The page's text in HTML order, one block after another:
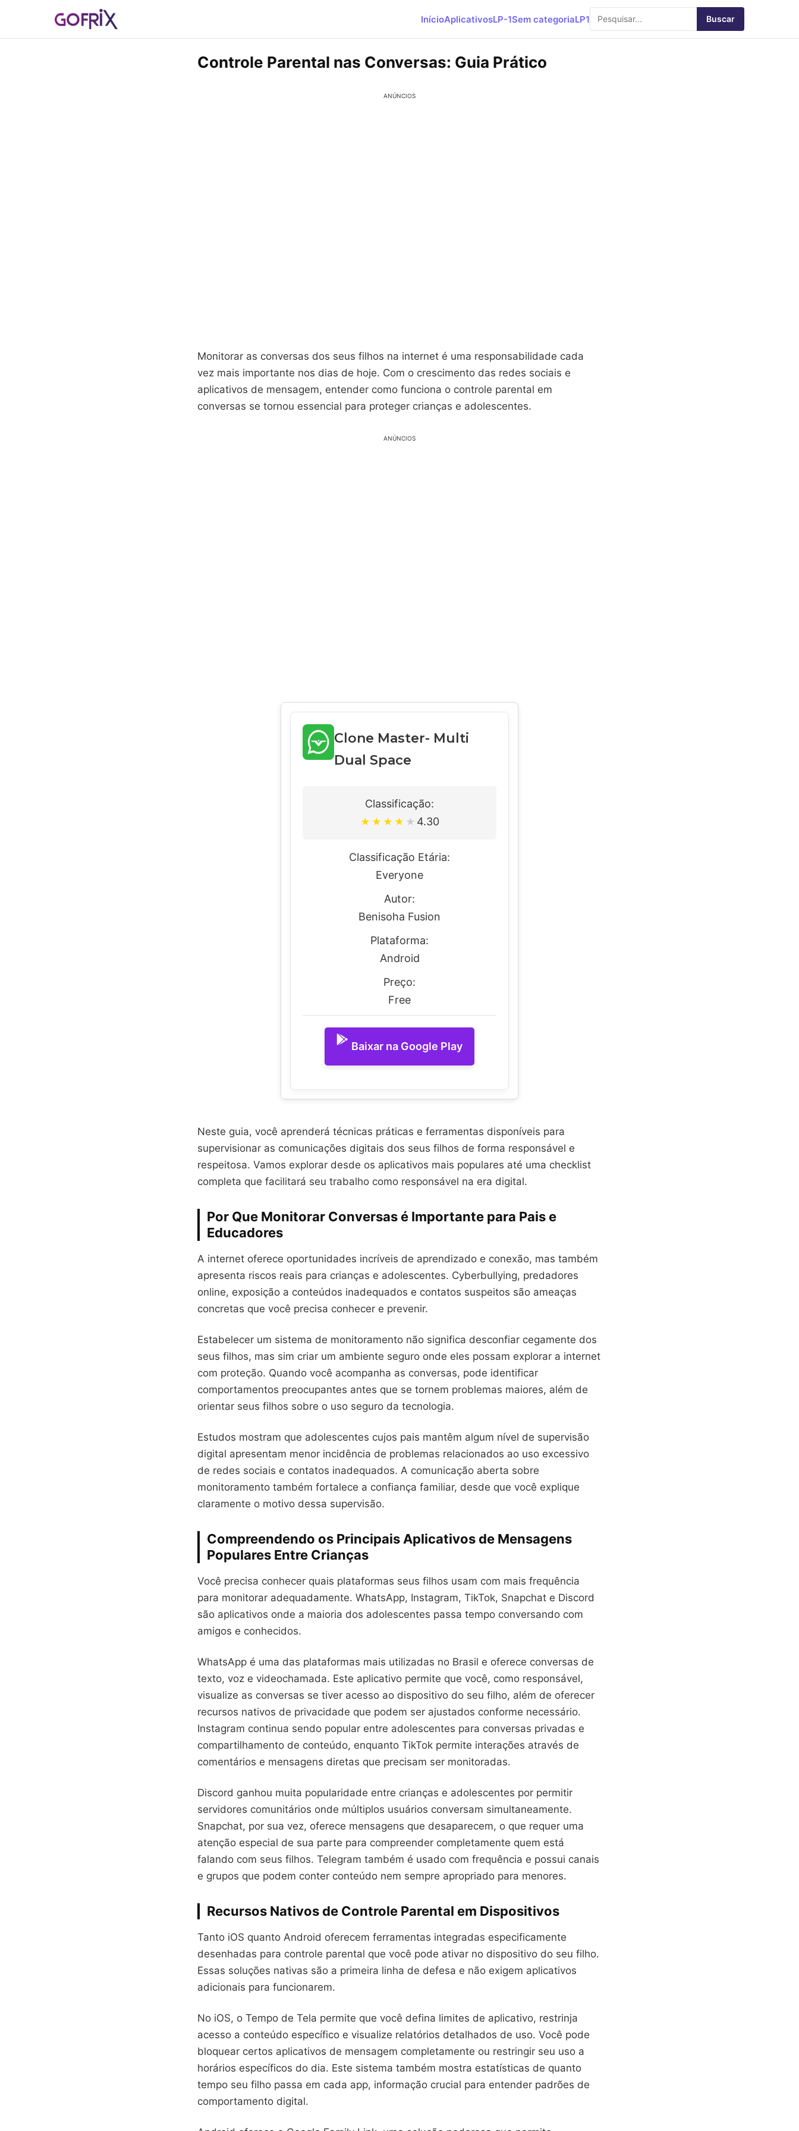
InícioAplicativosLP-1Sem categoriaLP1 Buscar
Controle Parental nas Conversas: Guia Prático
ANÚNCIOS
Monitorar as conversas dos seus filhos na internet é uma responsabilidade cada
vez mais importante nos dias de hoje. Com o crescimento das redes sociais e
aplicativos de mensagem, entender como funciona o controle parental em
conversas se tornou essencial para proteger crianças e adolescentes.
ANÚNCIOS
Clone Master- Multi
Dual Space
Classificação:
★ ★ ★ ★ ★ 4.30
Classificação Etária:
Everyone
Autor:
Benisoha Fusion
Plataforma:
Android
Preço:
Free
Baixar na Google Play
Neste guia, você aprenderá técnicas práticas e ferramentas disponíveis para
supervisionar as comunicações digitais dos seus filhos de forma responsável e
respeitosa. Vamos explorar desde os aplicativos mais populares até uma checklist
completa que facilitará seu trabalho como responsável na era digital.
Por Que Monitorar Conversas é Importante para Pais e
Educadores
A internet oferece oportunidades incríveis de aprendizado e conexão, mas também
apresenta riscos reais para crianças e adolescentes. Cyberbullying, predadores
online, exposição a conteúdos inadequados e contatos suspeitos são ameaças
concretas que você precisa conhecer e prevenir.
Estabelecer um sistema de monitoramento não significa desconfiar cegamente dos
seus filhos, mas sim criar um ambiente seguro onde eles possam explorar a internet
com proteção. Quando você acompanha as conversas, pode identificar
comportamentos preocupantes antes que se tornem problemas maiores, além de
orientar seus filhos sobre o uso seguro da tecnologia.
Estudos mostram que adolescentes cujos pais mantêm algum nível de supervisão
digital apresentam menor incidência de problemas relacionados ao uso excessivo
de redes sociais e contatos inadequados. A comunicação aberta sobre
monitoramento também fortalece a confiança familiar, desde que você explique
claramente o motivo dessa supervisão.
Compreendendo os Principais Aplicativos de Mensagens
Populares Entre Crianças
Você precisa conhecer quais plataformas seus filhos usam com mais frequência
para monitorar adequadamente. WhatsApp, Instagram, TikTok, Snapchat e Discord
são aplicativos onde a maioria dos adolescentes passa tempo conversando com
amigos e conhecidos.
WhatsApp é uma das plataformas mais utilizadas no Brasil e oferece conversas de
texto, voz e videochamada. Este aplicativo permite que você, como responsável,
visualize as conversas se tiver acesso ao dispositivo do seu filho, além de oferecer
recursos nativos de privacidade que podem ser ajustados conforme necessário.
Instagram continua sendo popular entre adolescentes para conversas privadas e
compartilhamento de conteúdo, enquanto TikTok permite interações através de
comentários e mensagens diretas que precisam ser monitoradas.
Discord ganhou muita popularidade entre crianças e adolescentes por permitir
servidores comunitários onde múltiplos usuários conversam simultaneamente.
Snapchat, por sua vez, oferece mensagens que desaparecem, o que requer uma
atenção especial de sua parte para compreender completamente quem está
falando com seus filhos. Telegram também é usado com frequência e possui canais
e grupos que podem conter conteúdo nem sempre apropriado para menores.
Recursos Nativos de Controle Parental em Dispositivos
Tanto iOS quanto Android oferecem ferramentas integradas especificamente
desenhadas para controle parental que você pode ativar no dispositivo do seu filho.
Essas soluções nativas são a primeira linha de defesa e não exigem aplicativos
adicionais para funcionarem.
No iOS, o Tempo de Tela permite que você defina limites de aplicativo, restrinja
acesso a conteúdo específico e visualize relatórios detalhados de uso. Você pode
bloquear certos aplicativos de mensagem completamente ou restringir seu uso a
horários específicos do dia. Este sistema também mostra estatísticas de quanto
tempo seu filho passa em cada app, informação crucial para entender padrões de
comportamento digital.